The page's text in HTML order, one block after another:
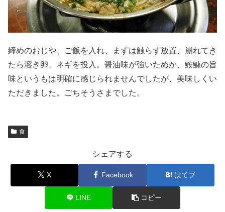
締めのおじや、ご飯を入れ、まずは触らず放置、崩れてき
たら溶き卵、ネギを投入。醤油味が強いためか、鮟鱇の旨
味というもは明確に感じられませんでしたが、美味しくい
ただきました。ごちそうさまでした。
食
シェアする
X Facebook はてブ
LINE コピー